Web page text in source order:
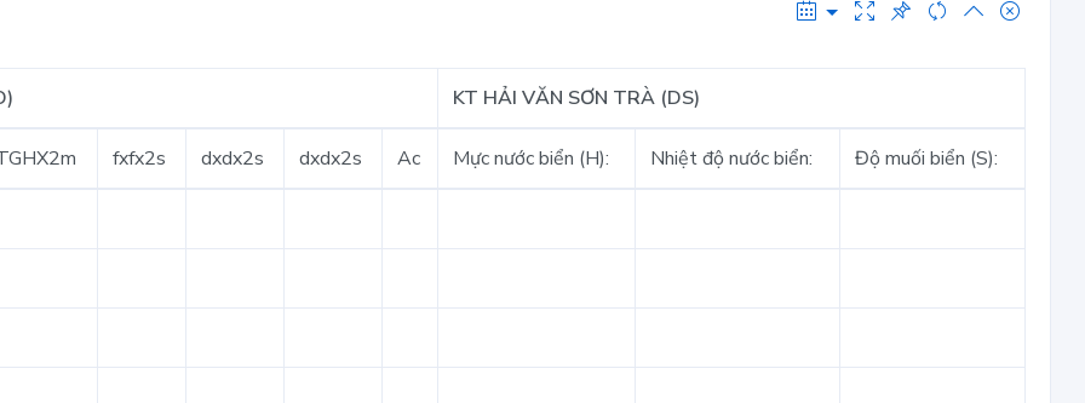
KT HẢI VĂN SƠN TRÀ (DS)
fxfx2s dxdx2s dxdx2s Ac Mực nước biển (H): Nhiệt độ nước biển: Độ muối biển (S):